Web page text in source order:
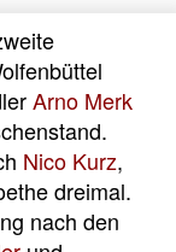
Arno Merk
Nico Kurz,
dreimal.
nach den